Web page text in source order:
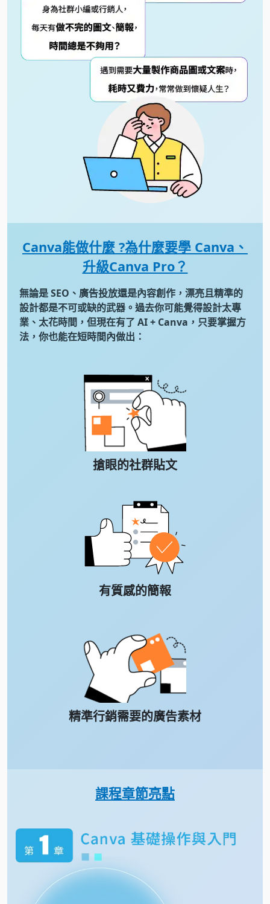
Canva能做什麼 ?為什麼要學 Canva、
升級Canva Pro？
無論是 SEO、廣告投放還是內容創作，漂亮且精準的
設計都是不可或缺的武器。過去你可能覺得設計太專
業、太花時間，但現在有了 AI + Canva，只要掌握方
法，你也能在短時間內做出：
搶眼的社群貼文
有質感的簡報
精準行銷需要的廣告素材
課程章節亮點